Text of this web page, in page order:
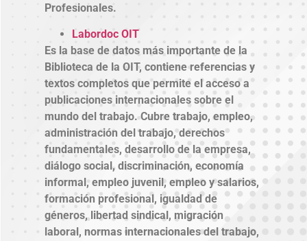
Profesionales.
Labordoc OIT
Es la base de datos más importante de la
Biblioteca de la OIT, contiene referencias y
textos completos que permite el acceso a
publicaciones internacionales sobre el
mundo del trabajo. Cubre trabajo, empleo,
administración del trabajo, derechos
fundamentales, desarrollo de la empresa,
diálogo social, discriminación, economía
informal, empleo juvenil, empleo y salarios,
formación profesional, igualdad de
géneros, libertad sindical, migración
laboral, normas internacionales del trabajo,